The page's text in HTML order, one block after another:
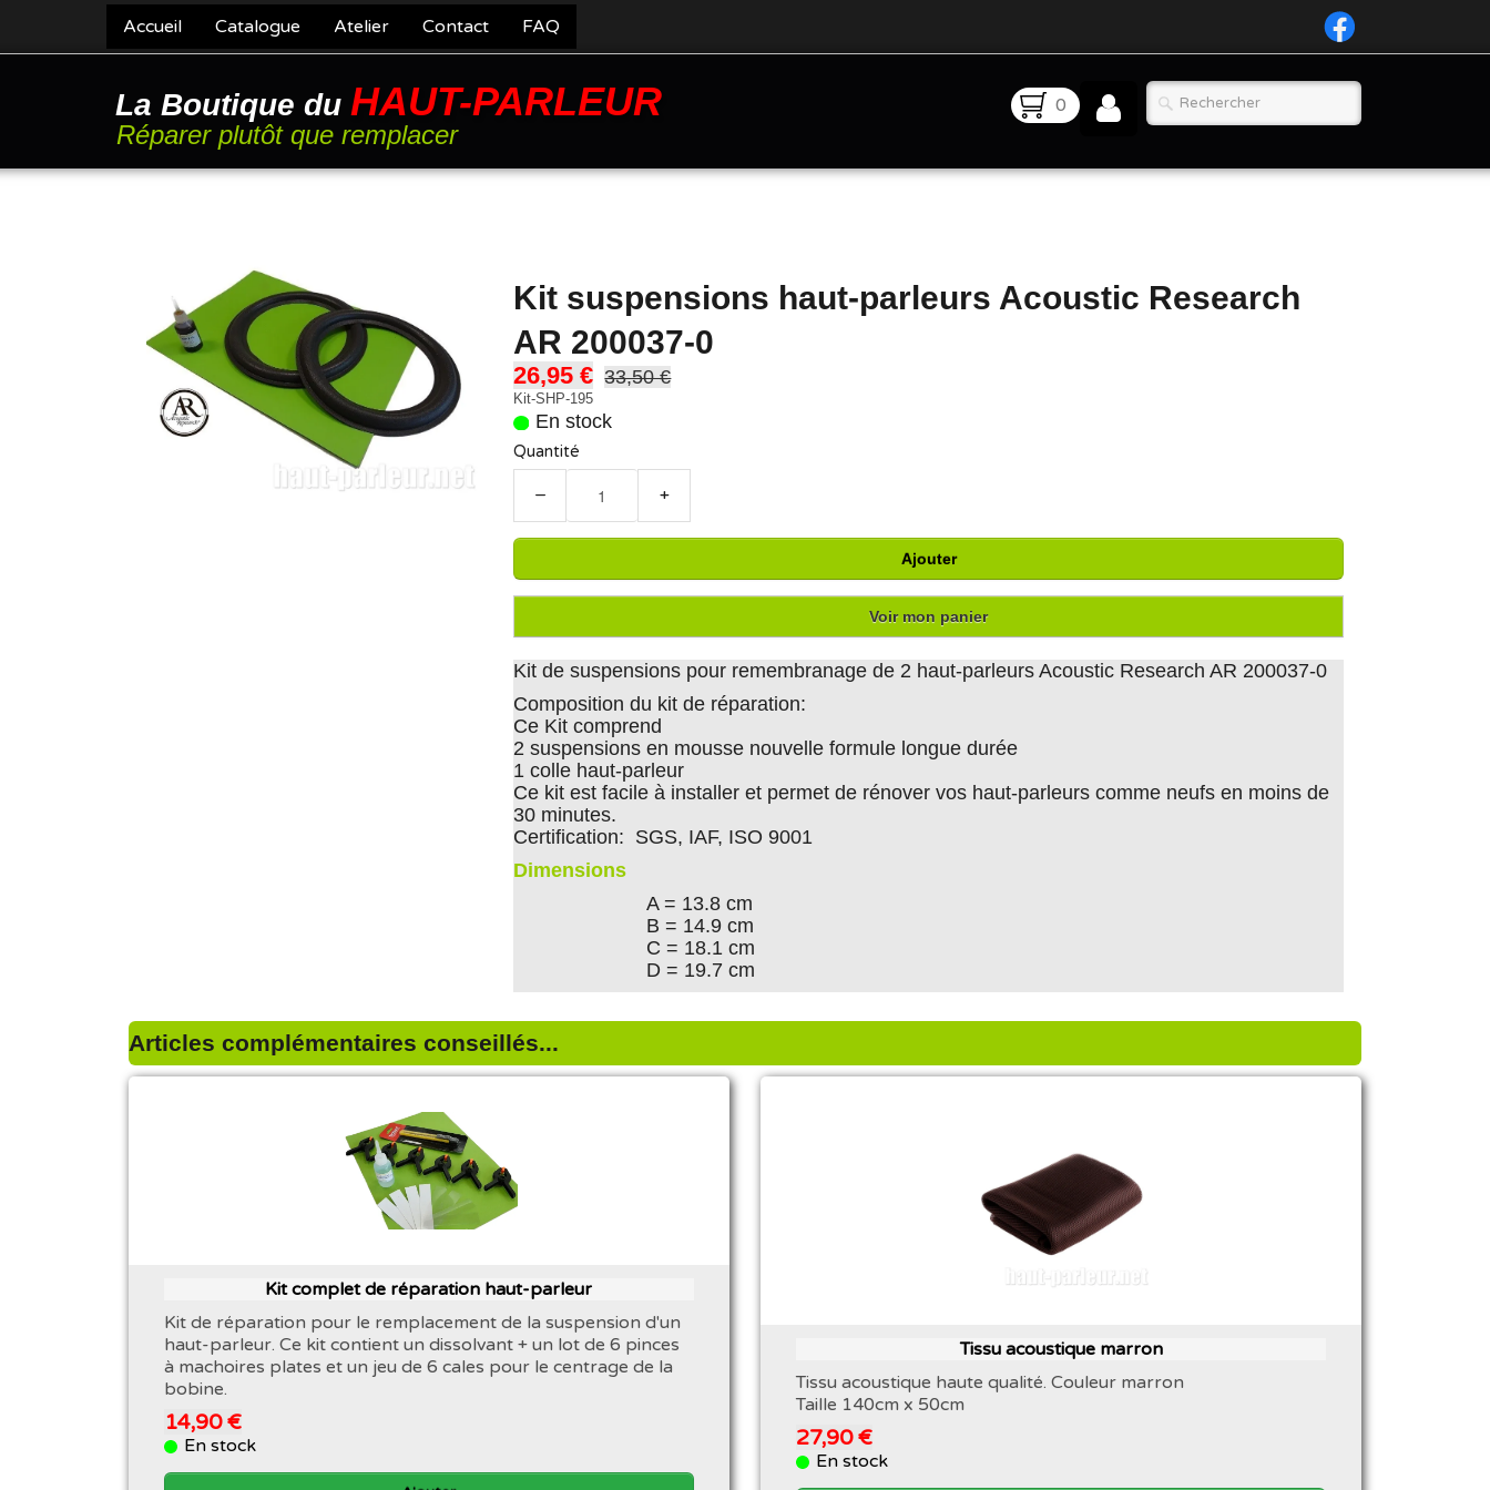
Accueil Catalogue Atelier Contact FAQ
La Boutique du HAUT-PARLEUR
Réparer plutôt que remplacer
0
Kit suspensions haut-parleurs Acoustic Research
AR 200037-0
26,95 € 33,50 €
Kit-SHP-195
En stock
Quantité
− +
Ajouter
Voir mon panier
Kit de suspensions pour remembranage de 2 haut-parleurs Acoustic Research AR 200037-0
Composition du kit de réparation:
Ce Kit comprend
2 suspensions en mousse nouvelle formule longue durée
1 colle haut-parleur
Ce kit est facile à installer et permet de rénover vos haut-parleurs comme neufs en moins de
30 minutes.
Certification: SGS, IAF, ISO 9001
Dimensions
A = 13.8 cm
B = 14.9 cm
C = 18.1 cm
D = 19.7 cm
Articles complémentaires conseillés...
Kit complet de réparation haut-parleur
Kit de réparation pour le remplacement de la suspension d'un
haut-parleur. Ce kit contient un dissolvant + un lot de 6 pinces
à machoires plates et un jeu de 6 cales pour le centrage de la
bobine.
14,90 €
En stock
Tissu acoustique marron
Tissu acoustique haute qualité. Couleur marron
Taille 140cm x 50cm
27,90 €
En stock